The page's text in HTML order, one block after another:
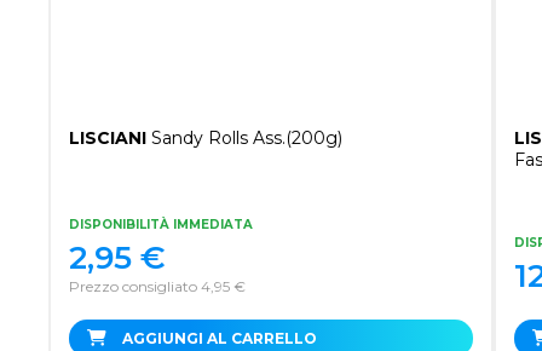
LISCIANI Sandy Rolls Ass.(200g)
DISPONIBILITÀ IMMEDIATA
Prezzo consigliato 4,95 €
2,95 €
AGGIUNGI AL CARRELLO